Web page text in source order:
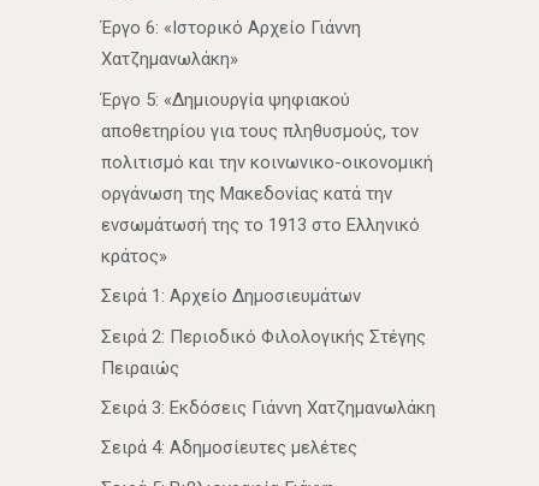
Έργο 6: «Ιστορικό Αρχείο Γιάννη
Χατζημανωλάκη»
Έργο 5: «Δημιουργία ψηφιακού
αποθετηρίου για τους πληθυσμούς, τον
πολιτισμό και την κοινωνικο-οικονομική
οργάνωση της Μακεδονίας κατά την
ενσωμάτωσή της το 1913 στο Ελληνικό
κράτος»
Σειρά 1: Αρχείο Δημοσιευμάτων
Σειρά 2: Περιοδικό Φιλολογικής Στέγης
Πειραιώς
Σειρά 3: Εκδόσεις Γιάννη Χατζημανωλάκη
Σειρά 4: Αδημοσίευτες μελέτες